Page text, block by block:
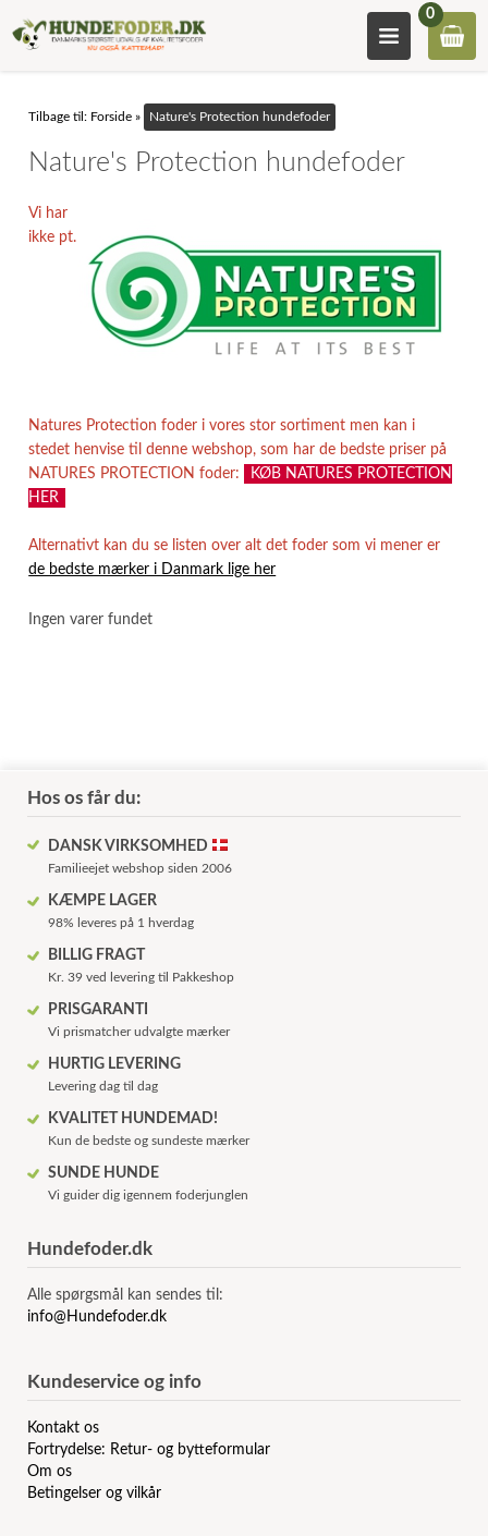
0
Tilbage til: Forside » Nature's Protection hundefoder
Nature's Protection hundefoder
Vi har
ikke pt.
Natures Protection foder i vores stor sortiment men kan i
stedet henvise til denne webshop, som har de bedste priser på
NATURES PROTECTIONfoder:
KØB NATURES PROTECTION
HER
Alternativt kan du se listen over alt det foder som vi mener er
de bedste mærker i Danmark lige her
Ingen varer fundet
Hos os får du:
DANSK VIRKSOMHED
Familieejet webshop siden 2006
KÆMPE LAGER
98% leveres på 1 hverdag
BILLIG FRAGT
Kr. 39 ved levering til Pakkeshop
PRISGARANTI
Vi prismatcher udvalgte mærker
HURTIG LEVERING
Levering dag til dag
KVALITET HUNDEMAD!
Kun de bedste og sundeste mærker
SUNDE HUNDE
Vi guider dig igennem foderjunglen
Hundefoder.dk
Alle spørgsmål kan sendes til:
info@Hundefoder.dk
Kundeservice og info
Kontakt os
Fortrydelse: Retur- og bytteformular
Om os
Betingelser og vilkår